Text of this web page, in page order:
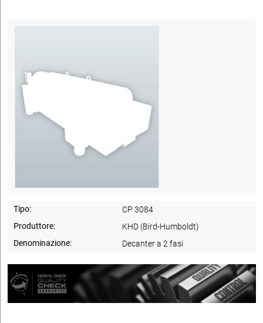
Tipo:
CP 3084
Produttore:
KHD (Bird-Humboldt)
Denominazione:
Decanter a 2 fasi